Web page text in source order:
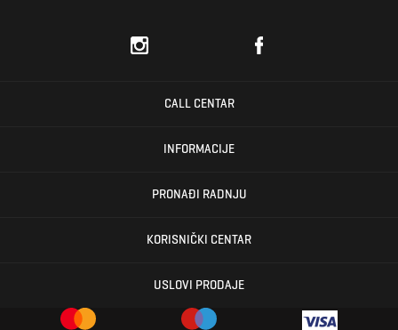
CALL CENTAR
INFORMACIJE
PRONAĐI RADNJU
KORISNIČKI CENTAR
USLOVI PRODAJE